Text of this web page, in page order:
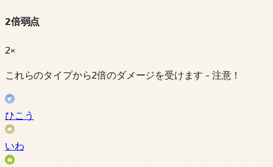
2倍弱点
2×
これらのタイプから2倍のダメージを受けます - 注意！
ひこう
いわ